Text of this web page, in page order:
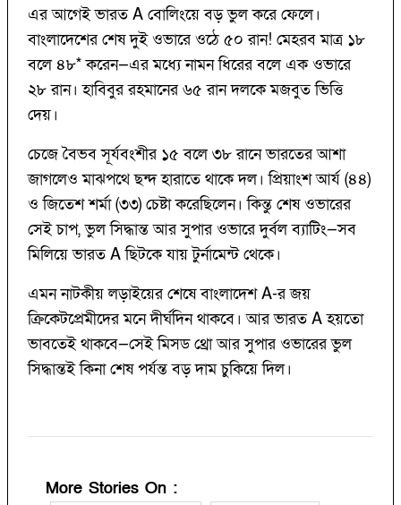
এর আগেই ভারত A বোলিংয়ে বড় ভুল করে ফেলে।
বাংলাদেশের শেষ দুই ওভারে ওঠে ৫০ রান! মেহরব মাত্র ১৮
বলে ৪৮* করেন—এর মধ্যে নামন ধিরের বলে এক ওভারে
২৮ রান। হাবিবুর রহমানের ৬৫ রান দলকে মজবুত ভিত্তি
দেয়।
চেজে বৈভব সূর্যবংশীর ১৫ বলে ৩৮ রানে ভারতের আশা
জাগলেও মাঝপথে ছন্দ হারাতে থাকে দল। প্রিয়াংশ আর্য (৪৪)
ও জিতেশ শর্মা (৩৩) চেষ্টা করেছিলেন। কিন্তু শেষ ওভারের
সেই চাপ, ভুল সিদ্ধান্ত আর সুপার ওভারে দুর্বল ব্যাটিং—সব
মিলিয়ে ভারত A ছিটকে যায় টুর্নামেন্ট থেকে।
এমন নাটকীয় লড়াইয়ের শেষে বাংলাদেশ A-র জয়
ক্রিকেটপ্রেমীদের মনে দীর্ঘদিন থাকবে। আর ভারত A হয়তো
ভাবতেই থাকবে—সেই মিসড থ্রো আর সুপার ওভারের ভুল
সিদ্ধান্তই কিনা শেষ পর্যন্ত বড় দাম চুকিয়ে দিল।
More Stories On :